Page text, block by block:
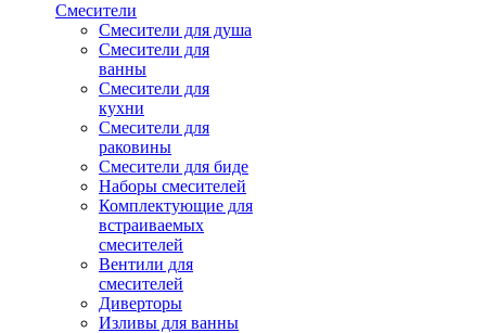
Смесители
Смесители для душа
Смесители для
ванны
Смесители для
кухни
Смесители для
раковины
Смесители для биде
Наборы смесителей
Комплектующие для
встраиваемых
смесителей
Вентили для
смесителей
Диверторы
Изливы для ванны